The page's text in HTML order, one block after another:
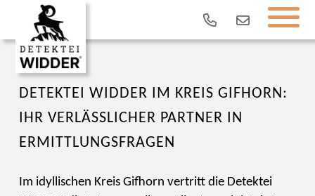
DETEKTEI WIDDER IM KREIS GIFHORN:
IHR VERLÄSSLICHER PARTNER IN
ERMITTLUNGSFRAGEN
Im idyllischen Kreis Gifhorn vertritt die Detektei